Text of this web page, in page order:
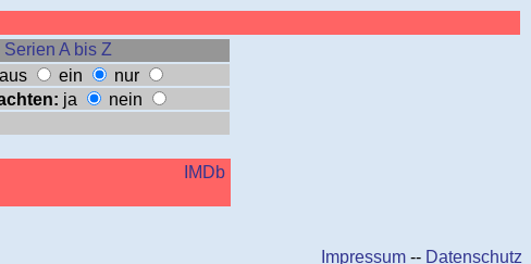
Serien A bis Z
aus ein
nur
ja
nein
IMDb
Impressum -- Datenschutz